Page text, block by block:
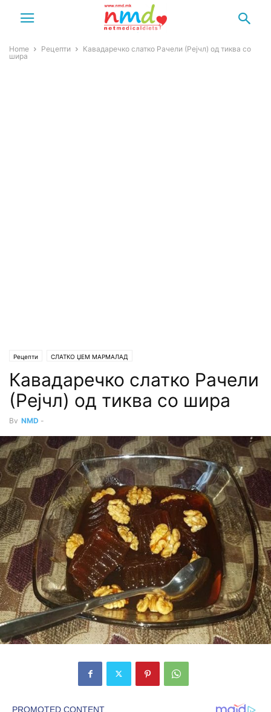
Home Рецепти
Кавадаречко слатко Рачели (Рејчл) од тиква со
шира
Рецепти СЛАТКО ЏЕМ МАРМАЛАД
Кавадаречко слатко Рачели
(Рејчл) од тиква со шира
By NMD -